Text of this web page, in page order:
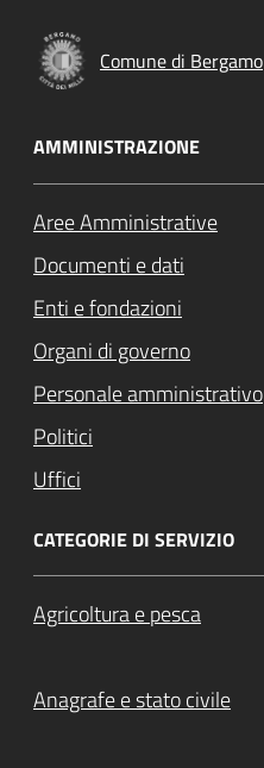
Comune di Bergamo
AMMINISTRAZIONE
Aree Amministrative
Documenti e dati
Enti e fondazioni
Organi di governo
Personale amministrativo
Politici
Uffici
CATEGORIE DI SERVIZIO
Agricoltura e pesca
Anagrafe e stato civile